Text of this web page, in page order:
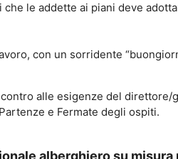
le addette ai piani deve
con un sorridente
alle esigenze del
e Fermate degli ospiti.